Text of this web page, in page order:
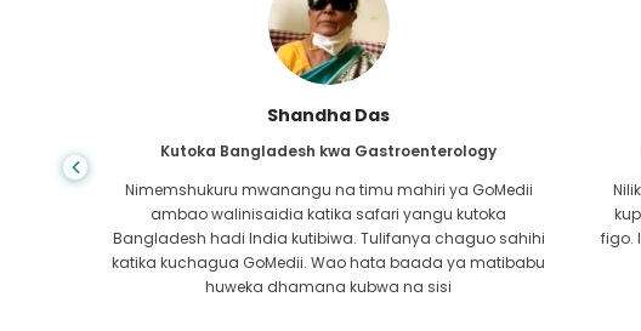
Shandha Das
Kutoka Bangladesh kwa Gastroenterology
Nimemshukuru mwanangu na timu mahiri ya GoMedii
ambao walinisaidia katika safari yangu kutoka
Bangladesh hadi India kutibiwa. Tulifanya chaguo sahihi
katika kuchagua GoMedii. Wao hata baada ya matibabu
huweka dhamana kubwa na sisi
figo.